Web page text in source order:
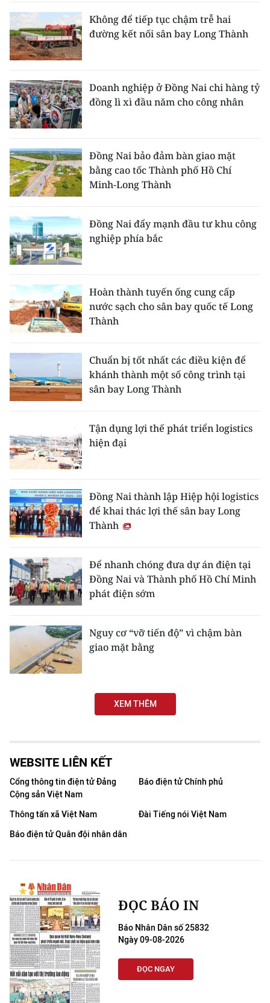
Không để tiếp tục chậm trễ hai
đường kết nối sân bay Long Thành
Doanh nghiệp ở Đồng Nai chi hàng tỷ
đồng lì xì đầu năm cho công nhân
Đồng Nai bảo đảm bàn giao mặt
bằng cao tốc Thành phố Hồ Chí
Minh-Long Thành
Đồng Nai đẩy mạnh đầu tư khu công
nghiệp phía bắc
Hoàn thành tuyến ống cung cấp
nước sạch cho sân bay quốc tế Long
Thành
Chuẩn bị tốt nhất các điều kiện để
khánh thành một số công trình tại
sân bay Long Thành
Tận dụng lợi thế phát triển logistics
hiện đại
Đồng Nai thành lập Hiệp hội logistics
để khai thác lợi thế sân bay Long
Thành
Để nhanh chóng đưa dự án điện tại
Đồng Nai và Thành phố Hồ Chí Minh
phát điện sớm
Nguy cơ “vỡ tiến độ” vì chậm bàn
giao mặt bằng
XEM THÊM
WEBSITE LIÊN KẾT
Cổng thông tin điện tử Đảng
Cộng sản Việt Nam
Báo điện tử Chính phủ
Thông tấn xã Việt Nam
Đài Tiếng nói Việt Nam
Báo điện tử Quân đội nhân dân
ĐỌC BÁO IN
Báo Nhân Dân số 25832
Ngày 09-08-2026
ĐỌC NGAY